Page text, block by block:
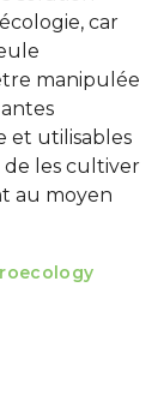
car
manipulée
et utilisables
de les cultiver
au moyen